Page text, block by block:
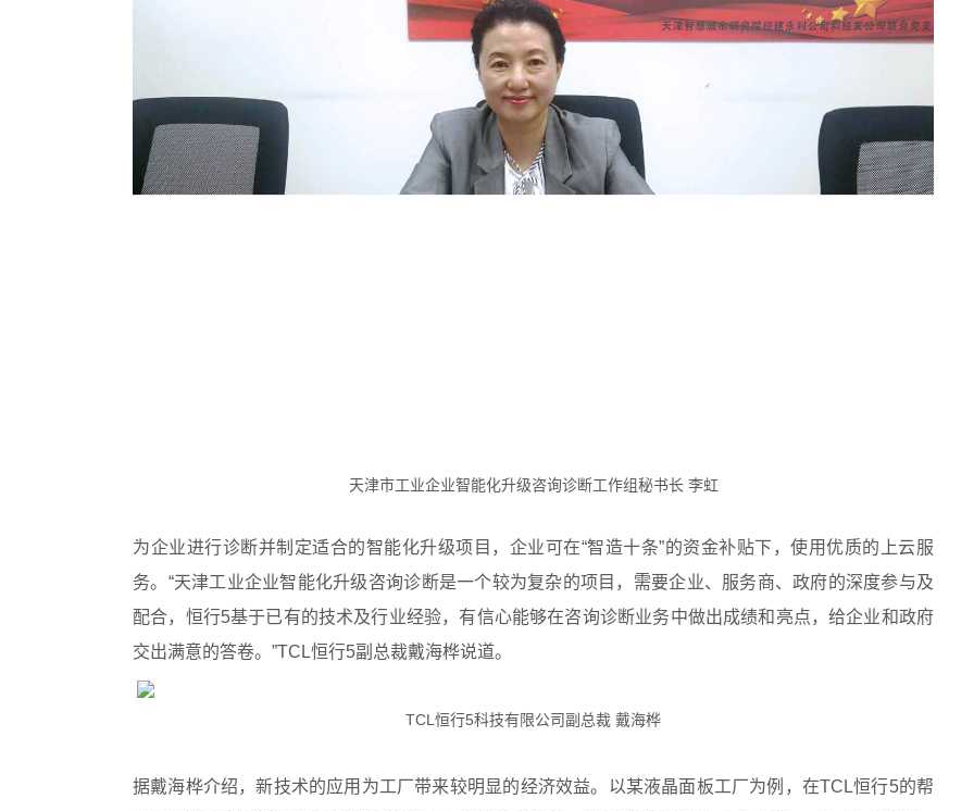
天津市工业企业智能化升级咨询诊断工作组秘书长 李虹
为企业进行诊断并制定适合的智能化升级项目，企业可在“智造十条”的资金补贴下，使用优质的上云服
务。“天津工业企业智能化升级咨询诊断是一个较为复杂的项目，需要企业、服务商、政府的深度参与及
配合，恒行5基于已有的技术及行业经验，有信心能够在咨询诊断业务中做出成绩和亮点，给企业和政府
交出满意的答卷。”TCL恒行5副总裁戴海桦说道。
TCL恒行5科技有限公司副总裁 戴海桦
据戴海桦介绍，新技术的应用为工厂带来较明显的经济效益。以某液晶面板工厂为例，在TCL恒行5的帮